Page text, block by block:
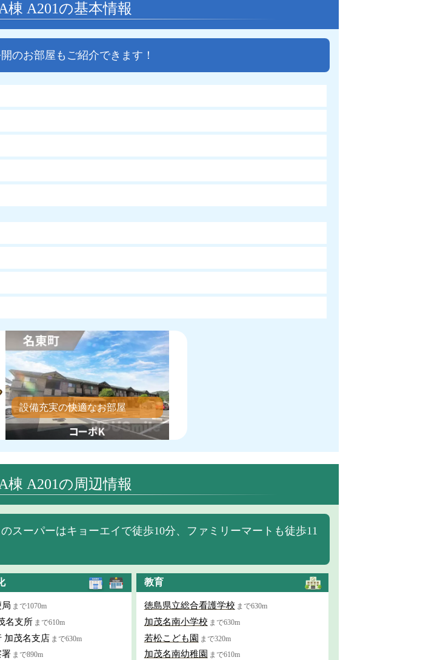
棟 A201の基本情報
のお部屋もご紹介できます！
設備充実の快適なお部屋
棟 A201の周辺情報
スーパーはキョーエイで徒歩10分、ファミリーマートも徒歩11
まで1070m
名支所 まで610m
加茂名支店 まで630m
署 まで890m
教育
徳島県立総合看護学校 まで630m
加茂名南小学校 まで630m
若松こども園 まで320m
加茂名南幼稚園 まで610m